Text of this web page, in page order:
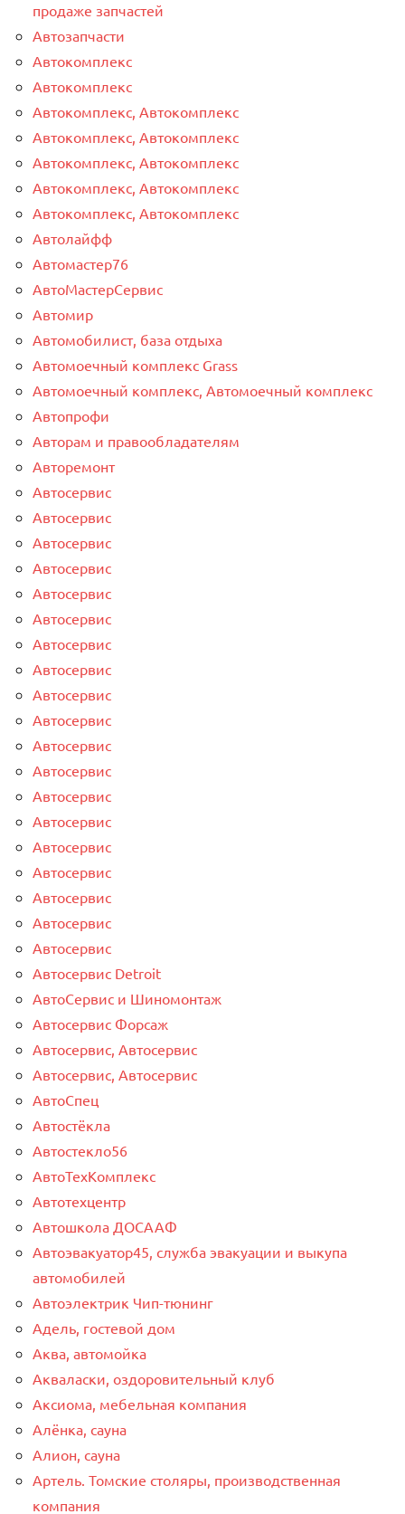
продаже запчастей
Автозапчасти
Автокомплекс
Автокомплекс
Автокомплекс, Автокомплекс
Автокомплекс, Автокомплекс
Автокомплекс, Автокомплекс
Автокомплекс, Автокомплекс
Автокомплекс, Автокомплекс
Автолайфф
Автомастер76
АвтоМастерСервис
Автомир
Автомобилист, база отдыха
Автомоечный комплекс Grass
Автомоечный комплекс, Автомоечный комплекс
Автопрофи
Авторам и правообладателям
Авторемонт
Автосервис
Автосервис
Автосервис
Автосервис
Автосервис
Автосервис
Автосервис
Автосервис
Автосервис
Автосервис
Автосервис
Автосервис
Автосервис
Автосервис
Автосервис
Автосервис
Автосервис
Автосервис
Автосервис
Автосервис Detroit
АвтоСервис и Шиномонтаж
Автосервис Форсаж
Автосервис, Автосервис
Автосервис, Автосервис
АвтоСпец
Автостёкла
Автостекло56
АвтоТехКомплекс
Автотехцентр
Автошкола ДОСААФ
Автоэвакуатор45, служба эвакуации и выкупа
автомобилей
Автоэлектрик Чип-тюнинг
Адель, гостевой дом
Аква, автомойка
Акваласки, оздоровительный клуб
Аксиома, мебельная компания
Алёнка, сауна
Алион, сауна
Артель. Томские столяры, производственная
компания